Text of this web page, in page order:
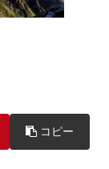
コピー